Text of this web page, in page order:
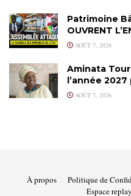
Patrimoine
OUVRENT
AOÛT 7, 2026
Aminata
l’année
AOÛT 7, 2026
À propos Politique de
Espace replay